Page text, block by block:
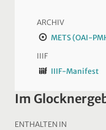
ARCHIV
METS (OAI-
IIIF
IIIF-Manifest
Im
ENTHALTEN IN